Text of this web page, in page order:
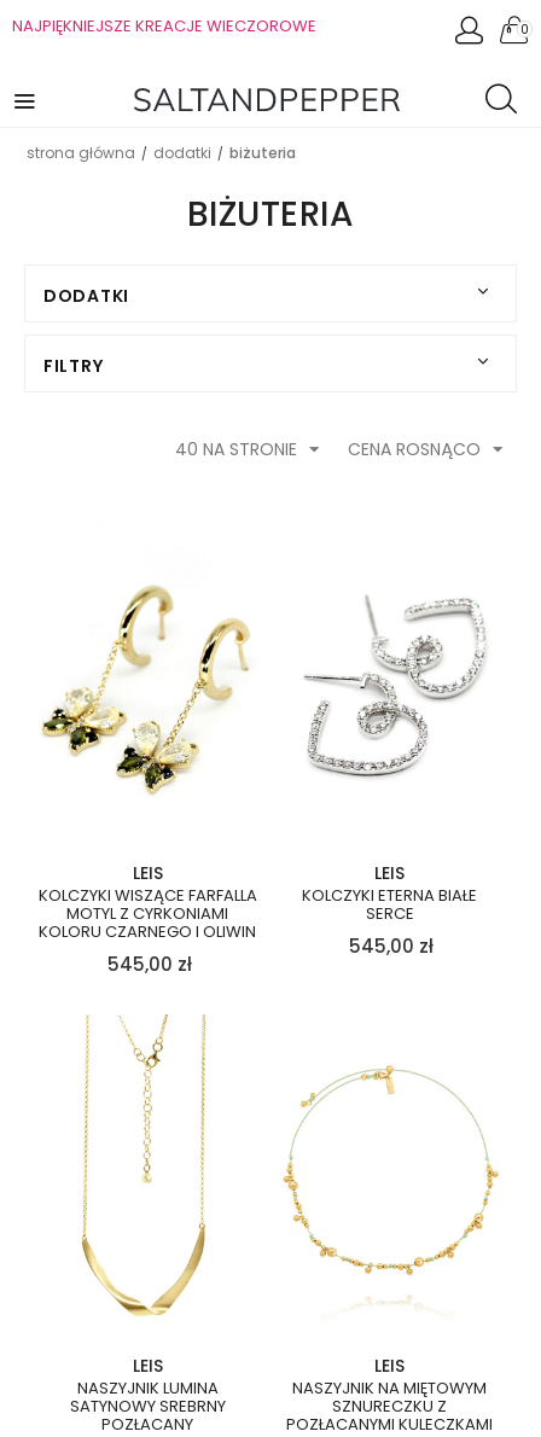
NAJPIĘKNIEJSZE KREACJE WIECZOROWE 0
strona główna / dodatki / biżuteria
BIŻUTERIA
DODATKI
FILTRY
CENA ROSNĄCO
40 NA STRONIE
LEIS
KOLCZYKI WISZĄCE FARFALLA
MOTYL Z CYRKONIAMI
KOLORU CZARNEGO I OLIWIN
545,00 zł
LEIS
KOLCZYKI ETERNA BIAŁE
SERCE
545,00 zł
LEIS
NASZYJNIK LUMINA
SATYNOWY SREBRNY
POZŁACANY
LEIS
NASZYJNIK NA MIĘTOWYM
SZNURECZKU Z
POZŁACANYMI KULECZKAMI